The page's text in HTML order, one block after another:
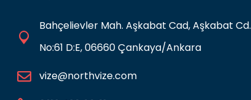
Bahçelievler Mah. Aşkabat Cad, Aşkabat Cd.
No:61 D:E, 06660 Çankaya/Ankara
vize@northvize.com